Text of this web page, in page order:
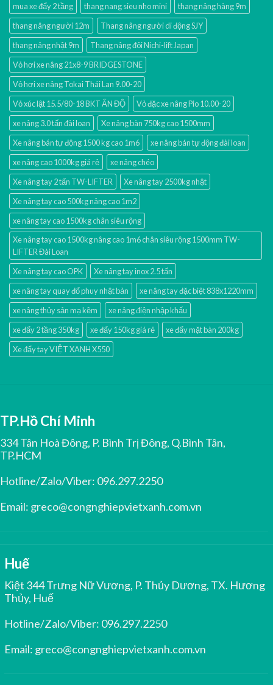
mua xe đẩy 2 tầng
thang nang sieu nho mini
thang nâng hàng 9m
thang nâng người 12m
Thang nâng người di động SJY
thang nâng nhật 9m
Thang nâng đôi Nichi-lift Japan
Vỏ hơi xe nâng 21x8-9 BRIDGESTONE
Vỏ hơi xe nâng Tokai Thái Lan 9.00-20
Vỏ xúc lật 15.5/80-18 BKT ẤN ĐỘ
Vỏ đặc xe nâng Pio 10.00-20
xe nâng 3.0 tấn đài loan
Xe nâng bàn 750kg cao 1500mm
Xe nâng bán tự động 1500 kg cao 1m6
xe nâng bán tự động đài loan
xe nâng cao 1000kg giá rẻ
xe nâng chéo
Xe nâng tay 2 tấn TW-LIFTER
Xe nâng tay 2500kg nhật
Xe nâng tay cao 500kg nâng cao 1m2
xe nâng tay cao 1500kg chân siêu rộng
Xe nâng tay cao 1500kg nâng cao 1m6 chân siêu rộng 1500mm TW-
LIFTER Đài Loan
Xe nâng tay cao OPK
Xe nâng tay inox 2.5 tấn
xe nâng tay quay đổ phuy nhật bản
xe nâng tay đặc biệt 838x1220mm
xe nâng thủy sản mạ kẽm
xe nâng điện nhập khấu
xe đẩy 2 tầng 350kg
xe đẩy 150kg giá rẻ
xe đẩy mặt bàn 200kg
Xe đẩy tay VIỆT XANH X550
TP.Hồ Chí Minh
334 Tân Hoà Đông, P. Bình Trị Đông, Q.Bình Tân,
TP.HCM
Hotline/Zalo/Viber: 096.297.2250
Email: greco@congnghiepvietxanh.com.vn
Huế
Kiệt 344 Trưng Nữ Vương, P. Thủy Dương, TX. Hương
Thủy, Huế
Hotline/Zalo/Viber: 096.297.2250
Email: greco@congnghiepvietxanh.com.vn